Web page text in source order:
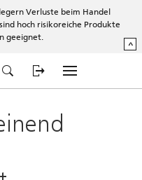
Verluste beim Handel
hoch risikoreiche Produkte
geeignet.
^